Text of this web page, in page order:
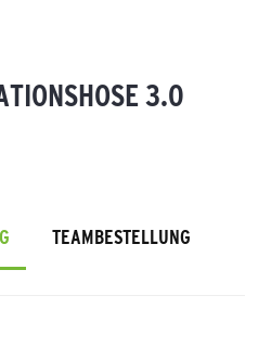
3.0
TEAMBESTELLUNG